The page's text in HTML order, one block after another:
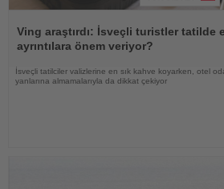
Oku
Ving araştırdı: İsveçli turistler tatilde
ayrıntılara önem veriyor?
İsveçli tatilciler valizlerine en sık kahve koyarken, otel
yanlarına almamalarıyla da dikkat çekiyor